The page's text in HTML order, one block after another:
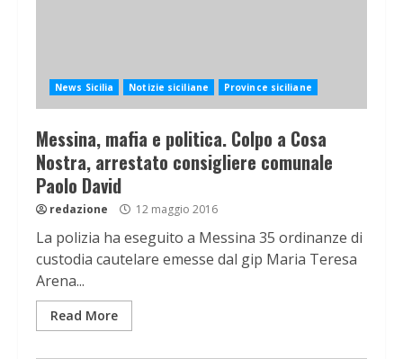
News Sicilia Notizie siciliane Province siciliane
Messina, mafia e politica. Colpo a Cosa
Nostra, arrestato consigliere comunale
Paolo David
redazione 12 maggio 2016
La polizia ha eseguito a Messina 35 ordinanze di
custodia cautelare emesse dal gip Maria Teresa
Arena...
Read More